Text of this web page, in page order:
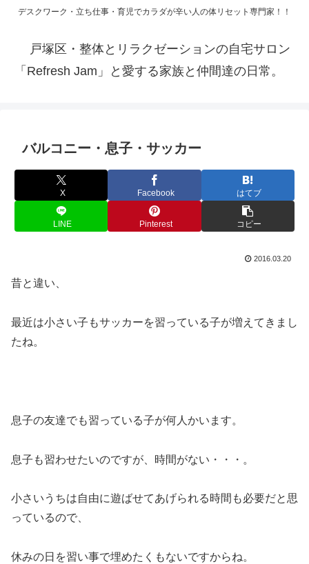
デスクワーク・立ち仕事・育児でカラダが辛い人の体リセット専門家！！
戸塚区・整体とリラクゼーションの自宅サロン
「Refresh Jam」と愛する家族と仲間達の日常。
バルコニー・息子・サッカー
X Facebook はてブ
LINE Pinterest コピー
2016.03.20
昔と違い、
最近は小さい子もサッカーを習っている子が増えてきまし
たね。
息子の友達でも習っている子が何人かいます。
息子も習わせたいのですが、時間がない・・・。
小さいうちは自由に遊ばせてあげられる時間も必要だと思
っているので、
休みの日を習い事で埋めたくもないですからね。